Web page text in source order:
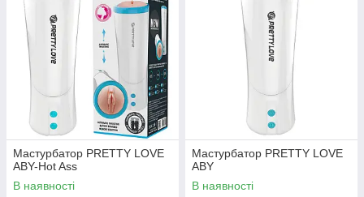
Мастурбатор PRETTY LOVE
ABY-Hot Ass
В наявності
Мастурбатор PRETTY LOVE
ABY
В наявності